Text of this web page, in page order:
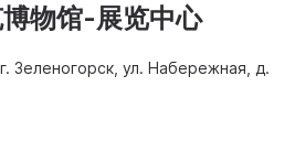
物馆-展览中心
Зеленогорск, ул. Набережная, д.